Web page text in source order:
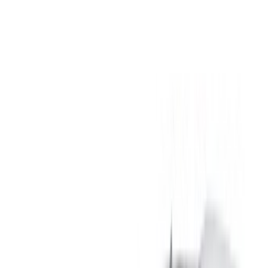
Salvare le auto. Traccia i prezzi. Prenotate più velocemente.